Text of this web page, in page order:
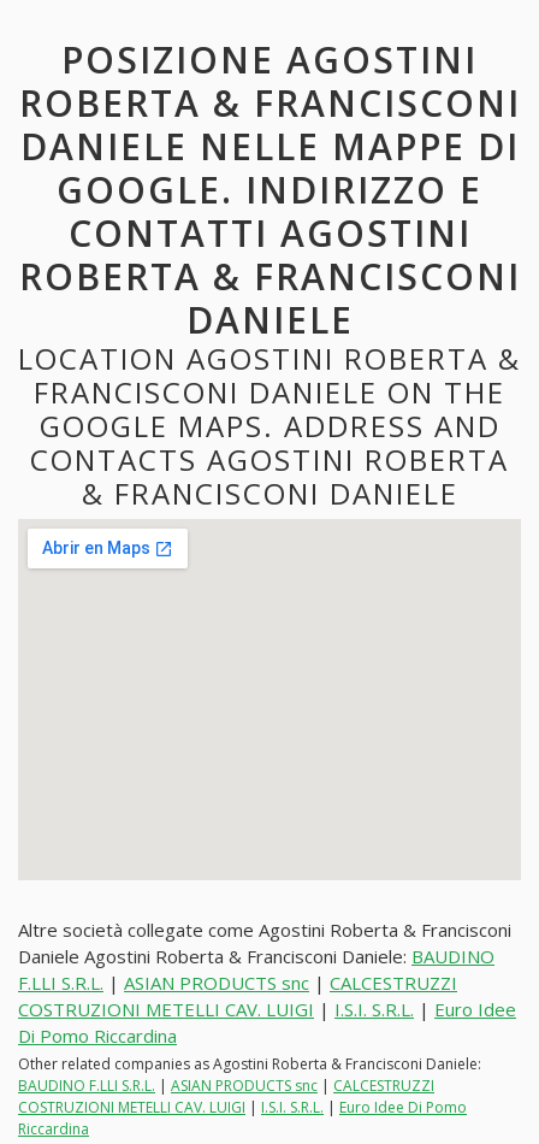
POSIZIONE AGOSTINI
ROBERTA & FRANCISCONI
DANIELE NELLE MAPPE DI
GOOGLE. INDIRIZZO E
CONTATTI AGOSTINI
ROBERTA & FRANCISCONI
DANIELE
LOCATION AGOSTINI ROBERTA &
FRANCISCONI DANIELE ON THE
GOOGLE MAPS. ADDRESS AND
CONTACTS AGOSTINI ROBERTA
& FRANCISCONI DANIELE
Altre società collegate come Agostini Roberta & Francisconi
Daniele Agostini Roberta & Francisconi Daniele: BAUDINO
F.LLI S.R.L. | ASIAN PRODUCTS snc | CALCESTRUZZI
COSTRUZIONI METELLI CAV. LUIGI | I.S.I. S.R.L. | Euro Idee
Di Pomo Riccardina
Other related companies as Agostini Roberta & Francisconi Daniele:
BAUDINO F.LLI S.R.L. | ASIAN PRODUCTS snc | CALCESTRUZZI
COSTRUZIONI METELLI CAV. LUIGI | I.S.I. S.R.L. | Euro Idee Di Pomo
Riccardina